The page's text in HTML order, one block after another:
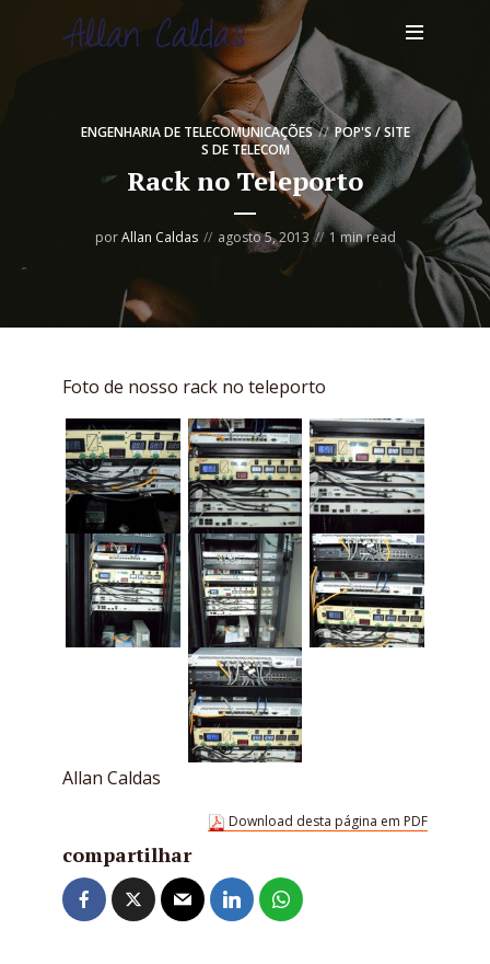
ENGENHARIA DE TELECOMUNICAÇÕES
POP'S / SITE
S DE TELECOM
Rack no Teleporto
porAllan Caldas agosto 5, 2013 1 min read
Foto de nosso rack no teleporto
Allan Caldas
Download desta página em PDF
compartilhar